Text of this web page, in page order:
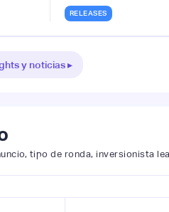
RELEASES
y noticias ▸
tipo de ronda, inversionista